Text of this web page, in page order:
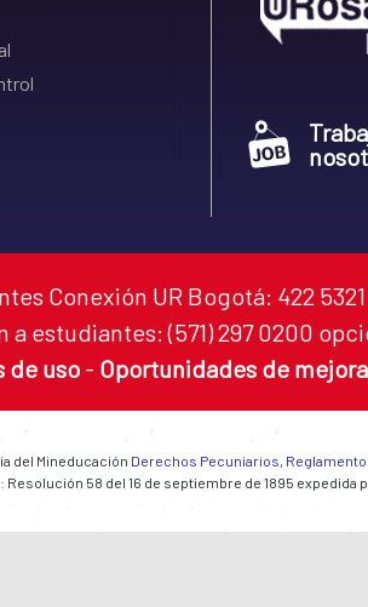
Conexión UR Bogotá: 422
estudiantes: (571) 297 0200
de uso - Oportunidades de mejora
del Mineducación Derechos Pecuniarios,
58 del 16 de septiembre de 1895 expedida